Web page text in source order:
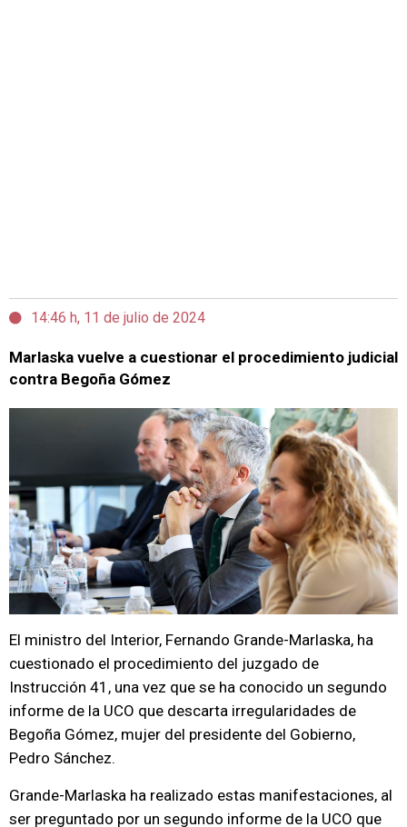
14:46 h, 11 de julio de 2024
Marlaska vuelve a cuestionar el procedimiento judicial
contra Begoña Gómez
El ministro del Interior, Fernando Grande-Marlaska, ha
cuestionado el procedimiento del juzgado de
Instrucción 41, una vez que se ha conocido un segundo
informe de la UCO que descarta irregularidades de
Begoña Gómez, mujer del presidente del Gobierno,
Pedro Sánchez.
Grande-Marlaska ha realizado estas manifestaciones, al
ser preguntado por un segundo informe de la UCO que